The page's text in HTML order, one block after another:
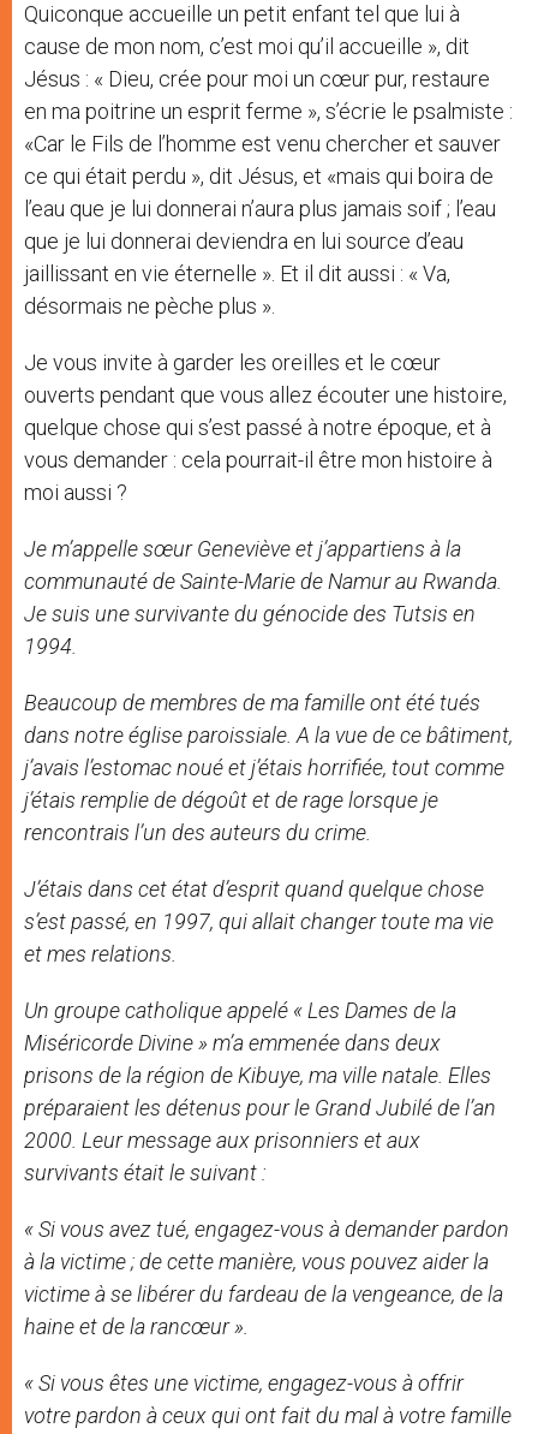
Quiconque accueille un petit enfant tel que lui à
cause de mon nom, c’est moi qu’il accueille », dit
Jésus : « Dieu, crée pour moi un cœur pur, restaure
en ma poitrine un esprit ferme », s’écrie le psalmiste :
«Car le Fils de l’homme est venu chercher et sauver
ce qui était perdu », dit Jésus, et «mais qui boira de
l’eau que je lui donnerai n’aura plus jamais soif ; l’eau
que je lui donnerai deviendra en lui source d’eau
jaillissant en vie éternelle ». Et il dit aussi : « Va,
désormais ne pèche plus ».
Je vous invite à garder les oreilles et le cœur
ouverts pendant que vous allez écouter une histoire,
quelque chose qui s’est passé à notre époque, et à
vous demander : cela pourrait-il être mon histoire à
moi aussi ?
Je m’appelle sœur Geneviève et j’appartiens à la
communauté de Sainte-Marie de Namur au Rwanda.
Je suis une survivante du génocide des Tutsis en
1994.
Beaucoup de membres de ma famille ont été tués
dans notre église paroissiale. A la vue de ce bâtiment,
j’avais l’estomac noué et j’étais horrifiée, tout comme
j’étais remplie de dégoût et de rage lorsque je
rencontrais l’un des auteurs du crime.
J’étais dans cet état d’esprit quand quelque chose
s’est passé, en 1997, qui allait changer toute ma vie
et mes relations.
Un groupe catholique appelé « Les Dames de la
Miséricorde Divine » m’a emmenée dans deux
prisons de la région de Kibuye, ma ville natale. Elles
préparaient les détenus pour le Grand Jubilé de l’an
2000. Leur message aux prisonniers et aux
survivants était le suivant :
« Si vous avez tué, engagez-vous à demander pardon
à la victime ; de cette manière, vous pouvez aider la
victime à se libérer du fardeau de la vengeance, de la
haine et de la rancœur ».
« Si vous êtes une victime, engagez-vous à offrir
votre pardon à ceux qui ont fait du mal à votre famille